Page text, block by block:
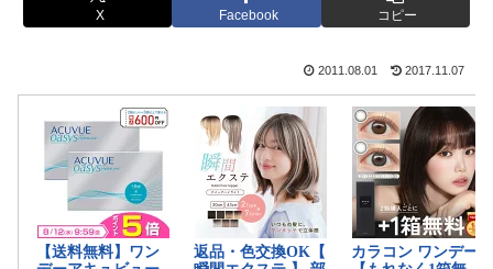
X Facebook コピー
2011.08.01 2017.11.07